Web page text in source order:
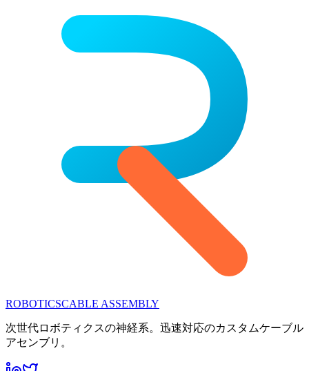
ROBOTICSCABLE ASSEMBLY
次世代ロボティクスの神経系。迅速対応のカスタムケーブル
アセンブリ。